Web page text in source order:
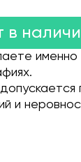
в
и